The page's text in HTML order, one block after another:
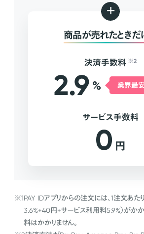
+
商品が売れたときだ
決済手数料 ※2
2.9 % 業界最
サービス手数料
0 円
※1PAY IDアプリからの注文には、1注文あた
3.6%+40円+サービス利用料5.9%）がかか
料はかかりません。